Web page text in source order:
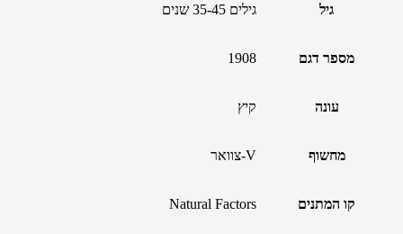
גיל גילים 35-45 שנים
מספר דגם 1908
עונה קיץ
מחשוף V-צוואר
קו המתנים Natural Factors